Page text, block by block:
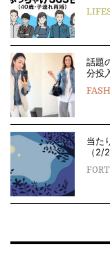
話題
分投
当た
（